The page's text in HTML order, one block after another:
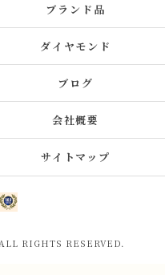
ブランド品
ダイヤモンド
ブログ
会社概要
サイトマップ
RIGHTS RESERVED.